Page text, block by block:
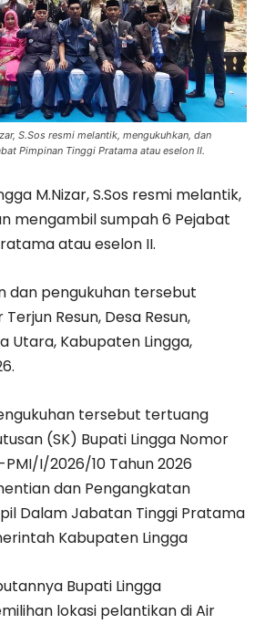
S.Sos resmi melantik, mengukuhkan, dan
Pimpinan Tinggi Pratama atau eselon II.
M.Nizar, S.Sos resmi melantik,
mengambil sumpah 6 Pejabat
atau eselon II.
dan pengukuhan tersebut
Resun, Desa Resun,
Utara, Kabupaten Lingga,
tersebut tertuang
(SK) Bupati Lingga Nomor
PMI/I/2026/10 Tahun 2026
dan Pengangkatan
Dalam Jabatan Tinggi Pratama
Kabupaten Lingga
Bupati Lingga
lokasi pelantikan di Air